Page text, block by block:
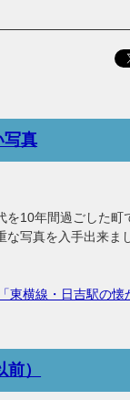
写真
を10年間過ごした町
写真を入手出来ま
「東横線・日吉駅の
）